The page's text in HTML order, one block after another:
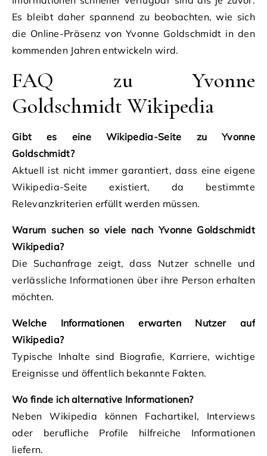
Es bleibt daher spannend zu beobachten, wie sich
die Online-Präsenz von Yvonne Goldschmidt in den
kommenden Jahren entwickeln wird.
FAQ zu Yvonne
Goldschmidt Wikipedia
Gibt es eine Wikipedia-Seite zu Yvonne
Goldschmidt?
Aktuell ist nicht immer garantiert, dass eine eigene
Wikipedia-Seite existiert, da bestimmte
Relevanzkriterien erfüllt werden müssen.
Warum suchen so viele nach Yvonne Goldschmidt
Wikipedia?
Die Suchanfrage zeigt, dass Nutzer schnelle und
verlässliche Informationen über ihre Person erhalten
möchten.
Welche Informationen erwarten Nutzer auf
Wikipedia?
Typische Inhalte sind Biografie, Karriere, wichtige
Ereignisse und öffentlich bekannte Fakten.
Wo finde ich alternative Informationen?
Neben Wikipedia können Fachartikel, Interviews
oder berufliche Profile hilfreiche Informationen
liefern.